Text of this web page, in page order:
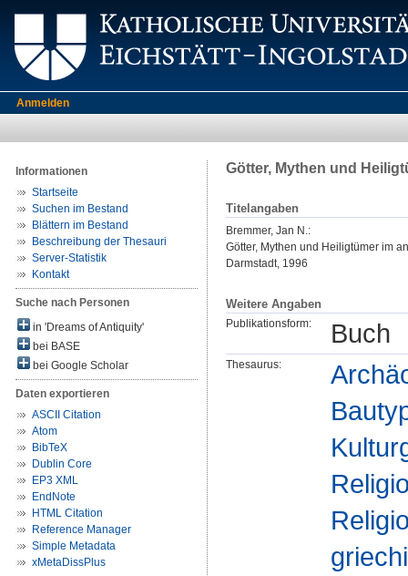
Anmelden
Informationen
Startseite
Suchen im Bestand
Blättern im Bestand
Beschreibung der Thesauri
Server-Statistik
Kontakt
Suche nach Personen
in 'Dreams of Antiquity'
bei BASE
bei Google Scholar
Daten exportieren
ASCII Citation
Atom
BibTeX
Dublin Core
EP3 XML
EndNote
HTML Citation
Reference Manager
Simple Metadata
xMetaDissPlus
Götter, Mythen und
Titelangaben
Bremmer, Jan N.:
Götter, Mythen und Heiligtümer im
Darmstadt, 1996
Weitere Angaben
Publikationsform: Buch
Thesaurus: